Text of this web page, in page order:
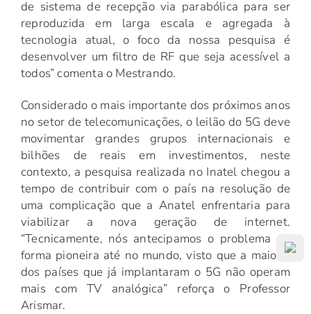
de sistema de recepção via parabólica para ser
reproduzida em larga escala e agregada à
tecnologia atual, o foco da nossa pesquisa é
desenvolver um filtro de RF que seja acessível a
todos” comenta o Mestrando.
Considerado o mais importante dos próximos anos
no setor de telecomunicações, o leilão do 5G deve
movimentar grandes grupos internacionais e
bilhões de reais em investimentos, neste
contexto, a pesquisa realizada no Inatel chegou a
tempo de contribuir com o país na resolução de
uma complicação que a Anatel enfrentaria para
viabilizar a nova geração de internet.
“Tecnicamente, nós antecipamos o problema de
forma pioneira até no mundo, visto que a maioria
dos países que já implantaram o 5G não operam
mais com TV analógica” reforça o Professor
Arismar.